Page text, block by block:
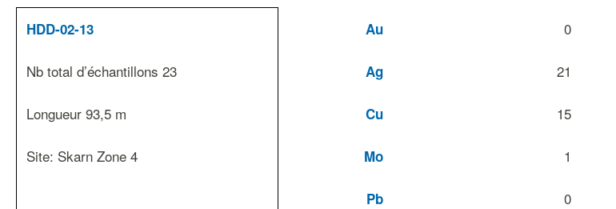
HDD-02-13 Au 0
Nb total d’échantillons 23 Ag 21
Longueur 93,5 m Cu 15
Site: Skarn Zone 4 Mo 1
Pb 0